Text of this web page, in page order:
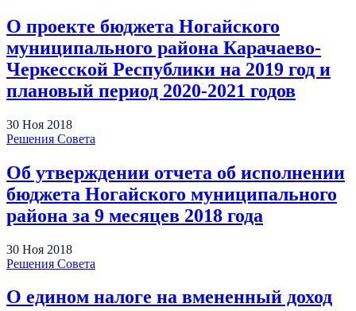
О проекте бюджета Ногайского
муниципального района Карачаево-
Черкесской Республики на 2019 год и
плановый период 2020-2021 годов
30 Ноя 2018
Решения Совета
Об утверждении отчета об исполнении
бюджета Ногайского муниципального
района за 9 месяцев 2018 года
30 Ноя 2018
Решения Совета
О едином налоге на вмененный доход